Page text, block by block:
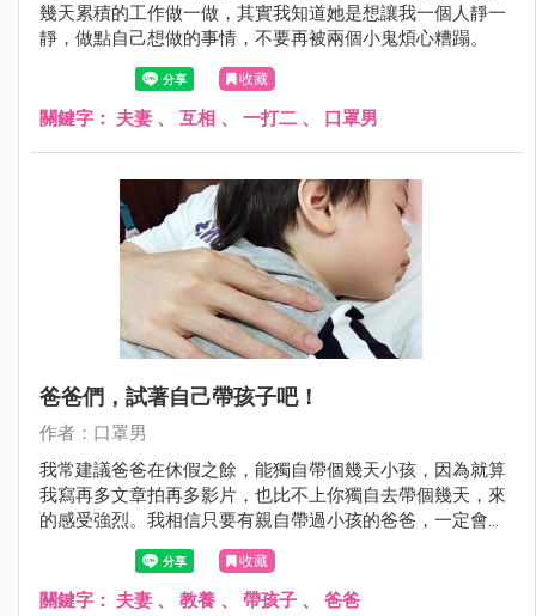
幾天累積的工作做一做，其實我知道她是想讓我一個人靜一
靜，做點自己想做的事情，不要再被兩個小鬼煩心糟蹋。
收藏
關鍵字： 夫妻 、 互相 、 一打二 、 口罩男
爸爸們，試著自己帶孩子吧！
作者：口罩男
我常建議爸爸在休假之餘，能獨自帶個幾天小孩，因為就算
我寫再多文章拍再多影片，也比不上你獨自去帶個幾天，來
的感受強烈。我相信只要有親自帶過小孩的爸爸，一定會認
同我說的：「帶小孩，真的沒有想像中這麼簡單。」
收藏
關鍵字： 夫妻 、 教養 、 帶孩子 、 爸爸